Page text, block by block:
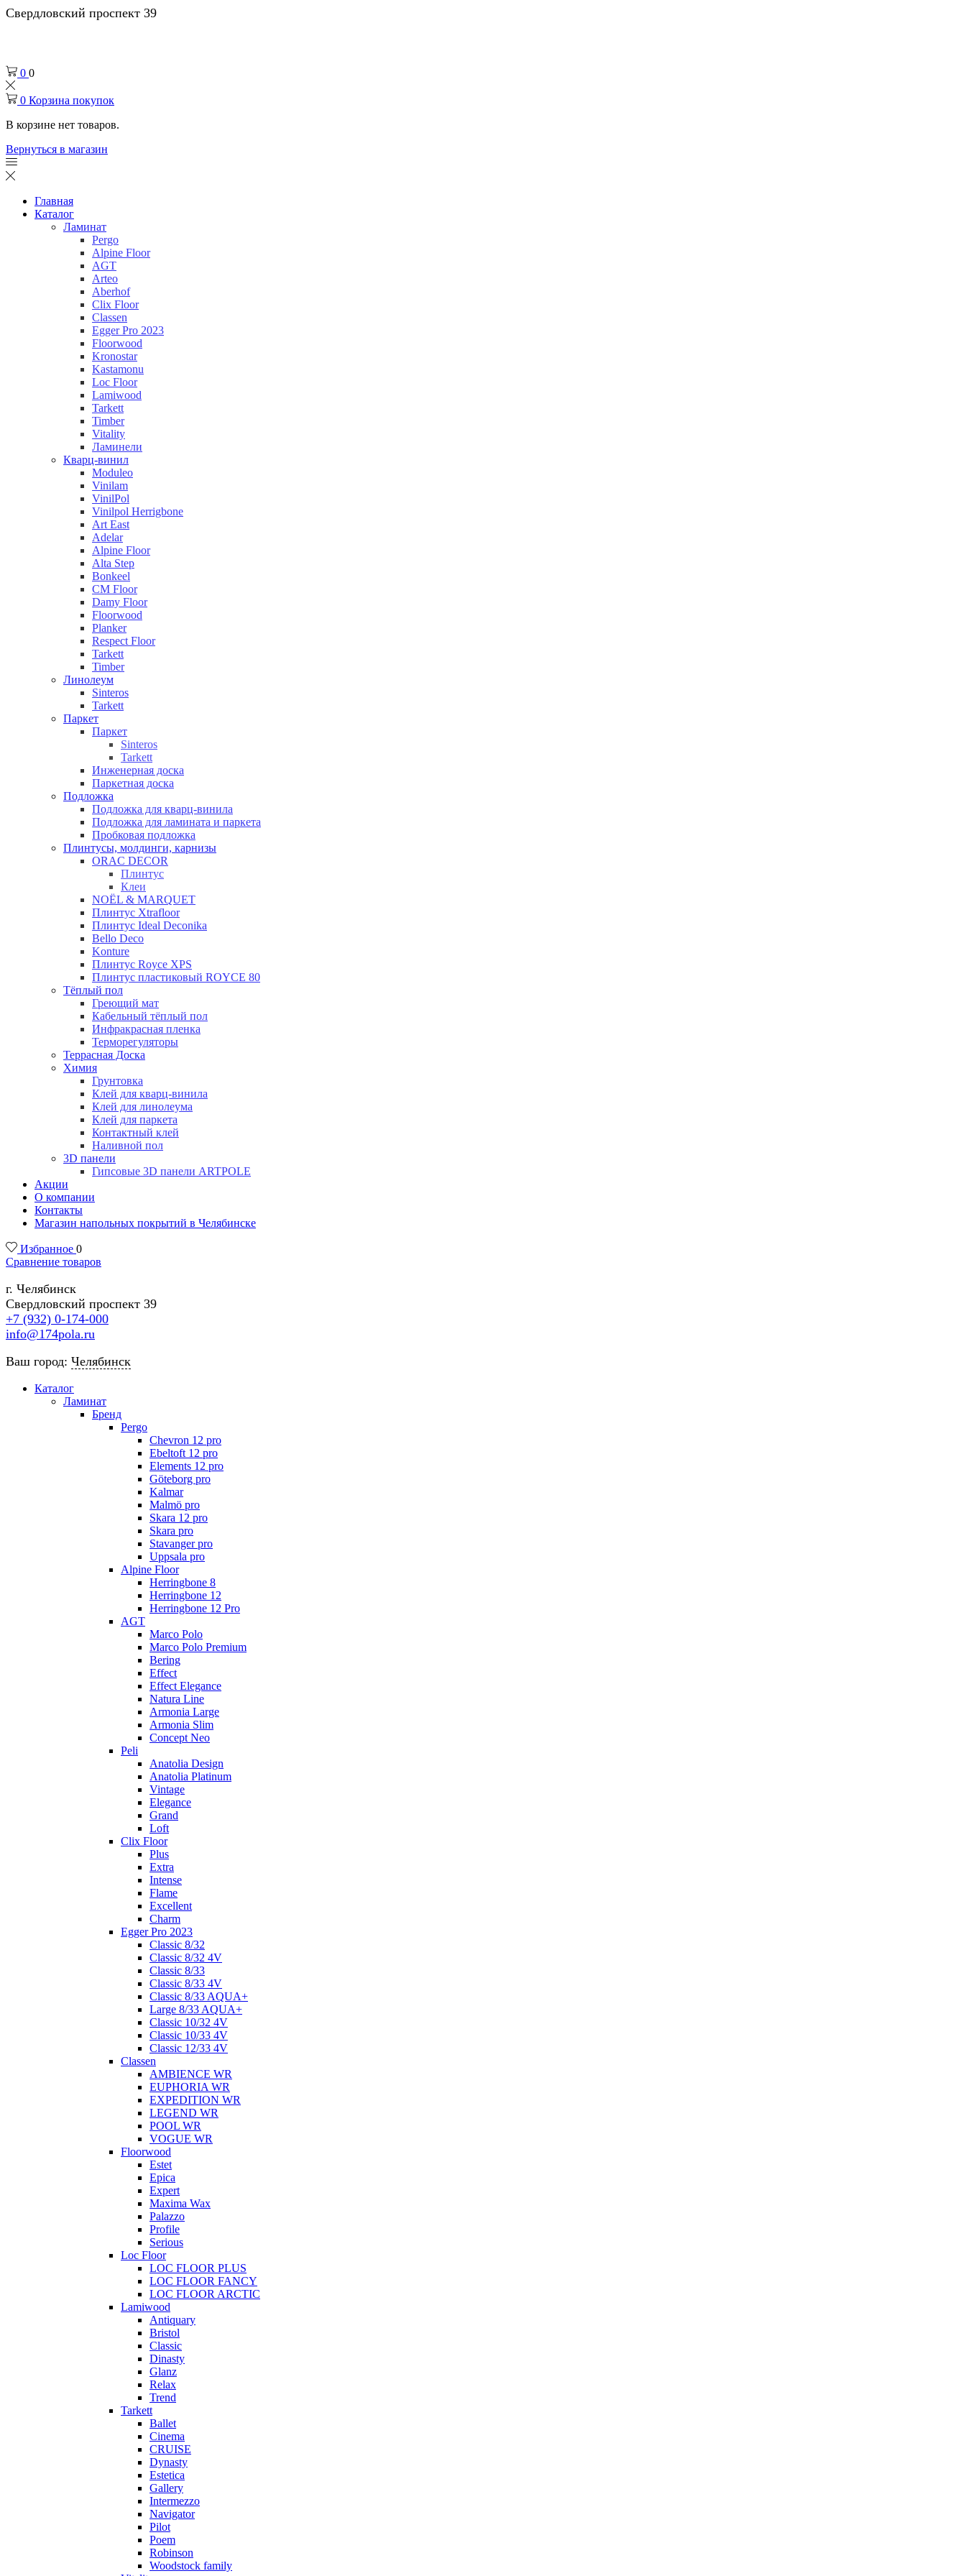
Свердловский проспект 39
0 0
0 Корзина покупок
В корзине нет товаров.
Вернуться в магазин
Главная
Каталог
Ламинат
Pergo
Alpine Floor
AGT
Arteo
Aberhof
Clix Floor
Classen
Egger Pro 2023
Floorwood
Kronostar
Kastamonu
Loc Floor
Lamiwood
Tarkett
Timber
Vitality
Ламинели
Кварц-винил
Moduleo
Vinilam
VinilPol
Vinilpol Herrigbone
Art East
Adelar
Alpine Floor
Alta Step
Bonkeel
CM Floor
Damy Floor
Floorwood
Planker
Respect Floor
Tarkett
Timber
Линолеум
Sinteros
Tarkett
Паркет
Паркет
Sinteros
Tarkett
Инженерная доска
Паркетная доска
Подложка
Подложка для кварц-винила
Подложка для ламината и паркета
Пробковая подложка
Плинтусы, молдинги, карнизы
ORAC DECOR
Плинтус
Клеи
NOЁL & MARQUET
Плинтус Xtrafloor
Плинтус Ideal Deconika
Bello Deco
Konture
Плинтус Royce XPS
Плинтус пластиковый ROYCE 80
Тёплый пол
Греющий мат
Кабельный тёплый пол
Инфракрасная пленка
Терморегуляторы
Террасная Доска
Химия
Грунтовка
Клей для кварц-винила
Клей для линолеума
Клей для паркета
Контактный клей
Наливной пол
3D панели
Гипсовые 3D панели ARTPOLE
Акции
О компании
Контакты
Магазин напольных покрытий в Челябинске
Избранное 0
Сравнение товаров
г. Челябинск
Свердловский проспект 39
+7 (932) 0-174-000
info@174pola.ru
Ваш город: Челябинск
Каталог
Ламинат
Бренд
Pergo
Chevron 12 pro
Ebeltoft 12 pro
Elements 12 pro
Göteborg pro
Kalmar
Malmö pro
Skara 12 pro
Skara pro
Stavanger pro
Uppsala pro
Alpine Floor
Herringbone 8
Herringbone 12
Herringbone 12 Pro
AGT
Marco Polo
Marco Polo Premium
Bering
Effect
Effect Elegance
Natura Line
Armonia Large
Armonia Slim
Concept Neo
Peli
Anatolia Design
Anatolia Platinum
Vintage
Elegance
Grand
Loft
Clix Floor
Plus
Extra
Intense
Flame
Excellent
Charm
Egger Pro 2023
Classic 8/32
Classic 8/32 4V
Classic 8/33
Classic 8/33 4V
Classic 8/33 AQUA+
Large 8/33 AQUA+
Classic 10/32 4V
Classic 10/33 4V
Classic 12/33 4V
Classen
AMBIENCE WR
EUPHORIA WR
EXPEDITION WR
LEGEND WR
POOL WR
VOGUE WR
Floorwood
Estet
Epica
Expert
Maxima Wax
Palazzo
Profile
Serious
Loc Floor
LOC FLOOR PLUS
LOC FLOOR FANCY
LOC FLOOR ARCTIC
Lamiwood
Antiquary
Bristol
Classic
Dinasty
Glanz
Relax
Trend
Tarkett
Ballet
Cinema
CRUISE
Dynasty
Estetica
Gallery
Intermezzo
Navigator
Pilot
Poem
Robinson
Woodstock family